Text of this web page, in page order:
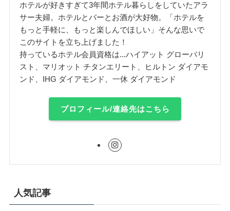
ホテルが好きすぎて3年間ホテル暮らしをしていたアラ
サー夫婦。ホテルとバーとお酒が大好物。「ホテルを
もっと手軽に、もっと楽しんでほしい」そんな思いで
このサイトを立ち上げました！
持っているホテル会員資格は...ハイアット グローバリ
スト、マリオット チタンエリート、ヒルトン ダイアモ
ンド、IHG ダイアモンド、一休 ダイアモンド
プロフィール/連絡先はこちら
人気記事